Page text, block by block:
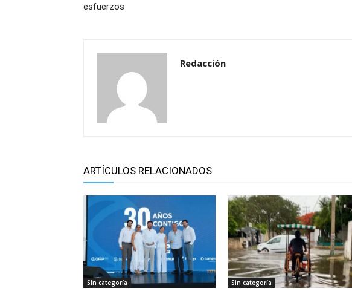
esfuerzos
Redacción
ARTÍCULOS RELACIONADOS
Sin categoría Sin categoría